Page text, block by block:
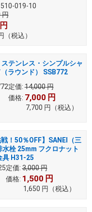
019-10
円
円
（税込）
ステンレス・シンプルシャ
ラウンド） SSB772
定価: 14,000円
価格: 7,000 円
7,700 円 （税込）
戦！50％OFF】SANEI（三
水栓 25mm フクロナット
具 H31-25
定価: 3,000円
価格: 1,500 円
1,650 円 （税込）